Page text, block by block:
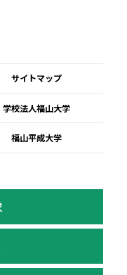
サイトマップ
学校法人福山大学
福山平成大学